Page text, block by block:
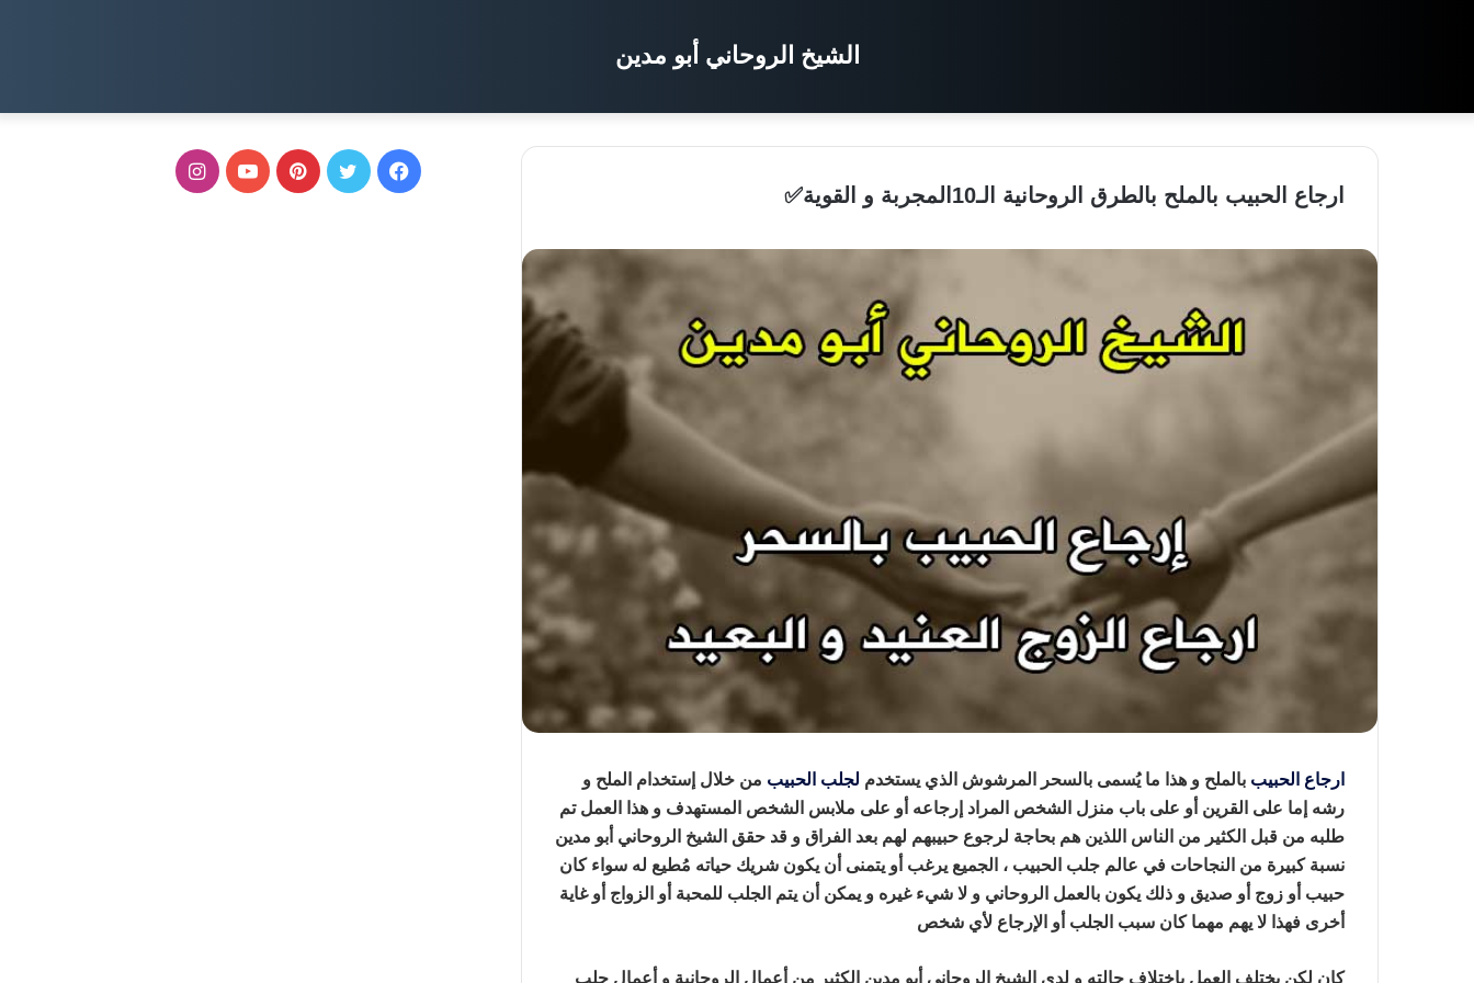
الشيخ الروحاني أبو مدين
ارجاع الحبيب بالملح بالطرق الروحانية الـ10المجربة و القوية✅
ارجاع الحبيب بالملح و هذا ما يُسمى بالسحر المرشوش الذي يستخدم لجلب الحبيب من خلال إستخدام الملح و
رشه إما على القرين أو على باب منزل الشخص المراد إرجاعه أو على ملابس الشخص المستهدف و هذا العمل تم
طلبه من قبل الكثير من الناس اللذين هم بحاجة لرجوع حبيبهم لهم بعد الفراق و قد حقق الشيخ الروحاني أبو مدين
نسبة كبيرة من النجاحات في عالم جلب الحبيب ، الجميع يرغب أو يتمنى أن يكون شريك حياته مُطيع له سواء كان
حبيب أو زوج أو صديق و ذلك يكون بالعمل الروحاني و لا شيء غيره و يمكن أن يتم الجلب للمحبة أو الزواج أو غاية
أخرى فهذا لا يهم مهما كان سبب الجلب أو الإرجاع لأي شخص
كان لكن يختلف العمل باختلاف حالته و لدى الشيخ الروحاني أبو مدين الكثير من أعمال الروحانية و أعمال جلب
فيسبوكتويتر بينتيريستيوتيوبانستقرام